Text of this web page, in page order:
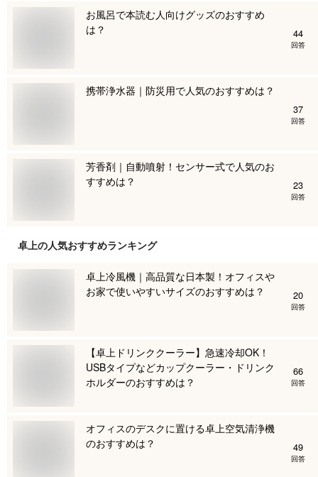
お風呂で本読む人向けグッズのおすすめ
は？
44
回答
携帯浄水器｜防災用で人気のおすすめは？
37
回答
芳香剤｜自動噴射！センサー式で人気のお
すすめは？
23
回答
卓上の人気おすすめランキング
卓上冷風機｜高品質な日本製！オフィスや
お家で使いやすいサイズのおすすめは？
20
回答
【卓上ドリンククーラー】急速冷却OK！
USBタイプなどカップクーラー・ドリンク
ホルダーのおすすめは？
66
回答
オフィスのデスクに置ける卓上空気清浄機
のおすすめは？
49
回答